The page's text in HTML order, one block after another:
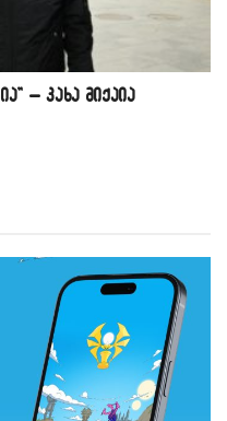
– კახა მიქაია